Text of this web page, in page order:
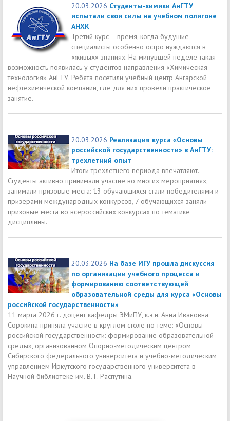
20.03.2026 Студенты-химики АнГТУ
испытали свои силы на учебном полигоне
АНХК
Третий курс – время, когда будущие
специалисты особенно остро нуждаются в
«живых» знаниях. На минувшей неделе такая
возможность появилась у студентов направления «Химическая
технология» АнГТУ. Ребята посетили учебный центр Ангарской
нефтехимической компании, где для них провели практическое
занятие.
20.03.2026 Реализация курса «Основы
российской государственности» в АнГТУ:
трехлетний опыт
Итоги трехлетнего периода впечатляют.
Студенты активно принимали участие во многих мероприятиях,
занимали призовые места: 13 обучающихся стали победителями и
призерами международных конкурсов, 7 обучающихся заняли
призовые места во всероссийских конкурсах по тематике
дисциплины.
20.03.2026 На базе ИГУ прошла дискуссия
по организации учебного процесса и
формированию соответствующей
образовательной среды для курса «Основы
российской государственности»
11 марта 2026 г. доцент кафедры ЭМиПУ, к.э.н. Анна Ивановна
Сорокина приняла участие в круглом столе по теме: «Основы
российской государственности: формирование образовательной
среды», организованном Опорно-методическим центром
Сибирского федерального университета и учебно-методическим
управлением Иркутского государственного университета в
Научной библиотеке им. В. Г. Распутина.